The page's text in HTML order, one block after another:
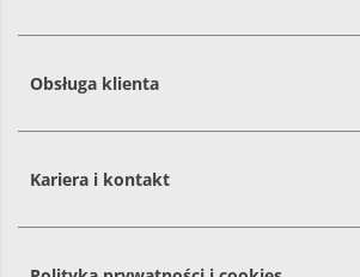
Obsługa klienta
Kariera i kontakt